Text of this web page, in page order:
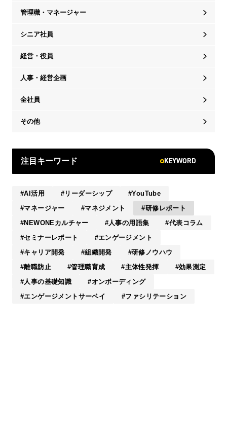
管理職・マネージャー
シニア社員
経営・役員
人事・経営企画
全社員
その他
注目キーワード KEYWORD
AI活用 リーダーシップ
YouTube
マネージャー
マネジメント
研修レポート
NEWONEカルチャー
人事の用語集
代表コラム
セミナーレポート
エンゲージメント
キャリア開発
組織開発
研修ノウハウ
離職防止
管理職育成 主体性発揮
効果測定
人事の基礎知識
オンボーディング
エンゲージメントサーベイ
ファシリテーション